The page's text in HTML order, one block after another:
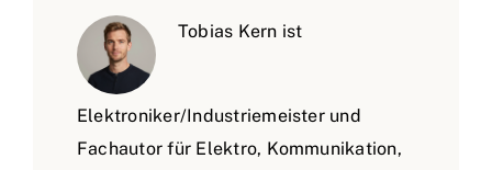
Tobias Kern ist
Elektroniker/Industriemeister und
Fachautor für Elektro, Kommunikation,